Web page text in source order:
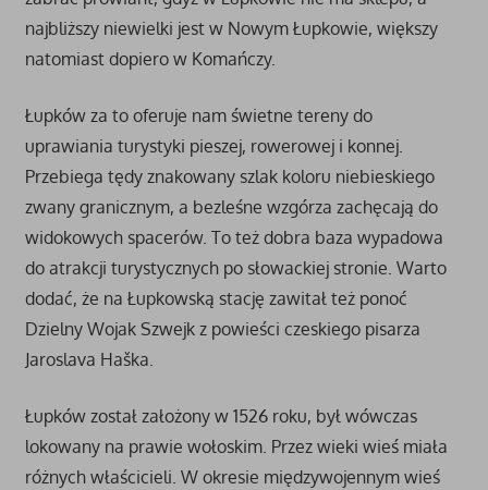
najbliższy niewielki jest w Nowym Łupkowie, większy
natomiast dopiero w Komańczy.
Łupków za to oferuje nam świetne tereny do
uprawiania turystyki pieszej, rowerowej i konnej.
Przebiega tędy znakowany szlak koloru niebieskiego
zwany granicznym, a bezleśne wzgórza zachęcają do
widokowych spacerów. To też dobra baza wypadowa
do atrakcji turystycznych po słowackiej stronie. Warto
dodać, że na Łupkowską stację zawitał też ponoć
Dzielny Wojak Szwejk z powieści czeskiego pisarza
Jaroslava Haška.
Łupków został założony w 1526 roku, był wówczas
lokowany na prawie wołoskim. Przez wieki wieś miała
różnych właścicieli. W okresie międzywojennym wieś